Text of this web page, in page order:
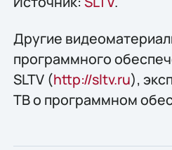
Другие
программного
SLTV (http://sltv.ru),
ТВ о программном